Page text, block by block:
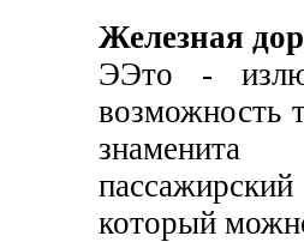
Железная
ЭЭто -
возможность
который